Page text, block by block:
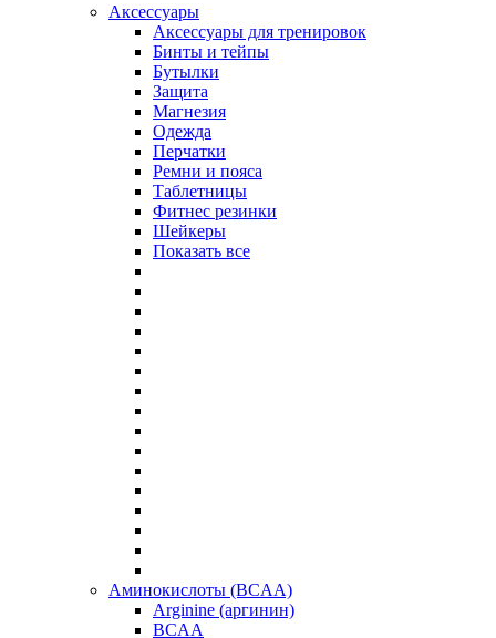
Аксессуары
Аксессуары для тренировок
Бинты и тейпы
Бутылки
Защита
Магнезия
Одежда
Перчатки
Ремни и пояса
Таблетницы
Фитнес резинки
Шейкеры
Показать все
Аминокислоты (BCAA)
Arginine (аргинин)
BCAA